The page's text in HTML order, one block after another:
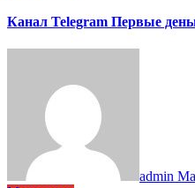
Канал Telegram Первые
admin